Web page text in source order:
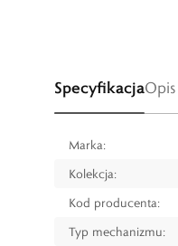
Specyfikacja
Marka:
Kolekcja:
Kod producenta:
Typ mechanizmu: